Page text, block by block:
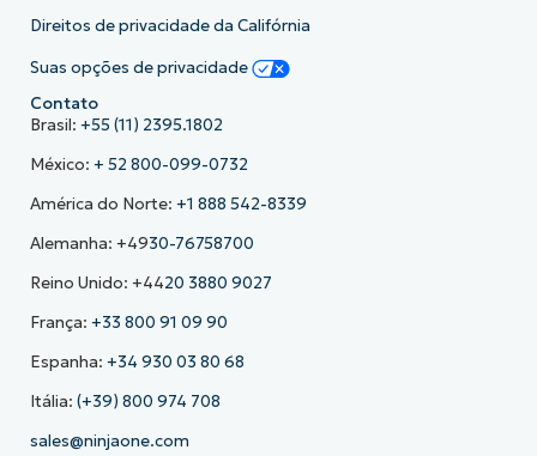
Direitos de privacidade da Califórnia
Suas opções de privacidade
Contato
Brasil: +55 (11) 2395.1802
México: + 52 800-099-0732
América do Norte: +1 888 542-8339
Alemanha: +4930-76758700
Reino Unido: +4420 3880 9027
França: +33 800 91 09 90
Espanha: +34 930 03 80 68
Itália: (+39) 800 974 708
sales@ninjaone.com